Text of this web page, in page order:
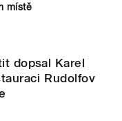
místě
dopsal Karel
Rudolfov